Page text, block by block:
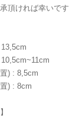
頂ければ幸いです
) : 8,5cm
) : 8cm